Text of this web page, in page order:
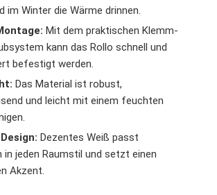
im Winter die Wärme drinnen.
Mit dem praktischen Klemm-
kann das Rollo schnell und
befestigt werden.
Das Material ist robust,
und leicht mit einem feuchten
Dezentes Weiß passt
in jeden Raumstil und setzt einen
Akzent.